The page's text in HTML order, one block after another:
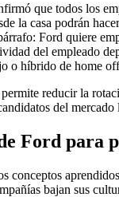
que todos los
la casa podrán
Ford quiere
del empleado
o híbrido de home
reducir la
del mercado
Ford para
conceptos
bajan sus